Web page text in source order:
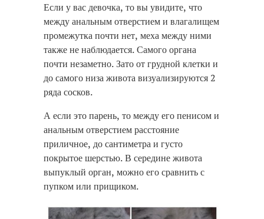
Если у вас девочка, то вы увидите, что
между анальным отверстием и влагалищем
промежутка почти нет, меха между ними
также не наблюдается. Самого органа
почти незаметно. Зато от грудной клетки и
до самого низа живота визуализируются 2
ряда сосков.
А если это парень, то между его пенисом и
анальным отверстием расстояние
приличное, до сантиметра и густо
покрытое шерстью. В середине живота
выпуклый орган, можно его сравнить с
пупком или прищиком.